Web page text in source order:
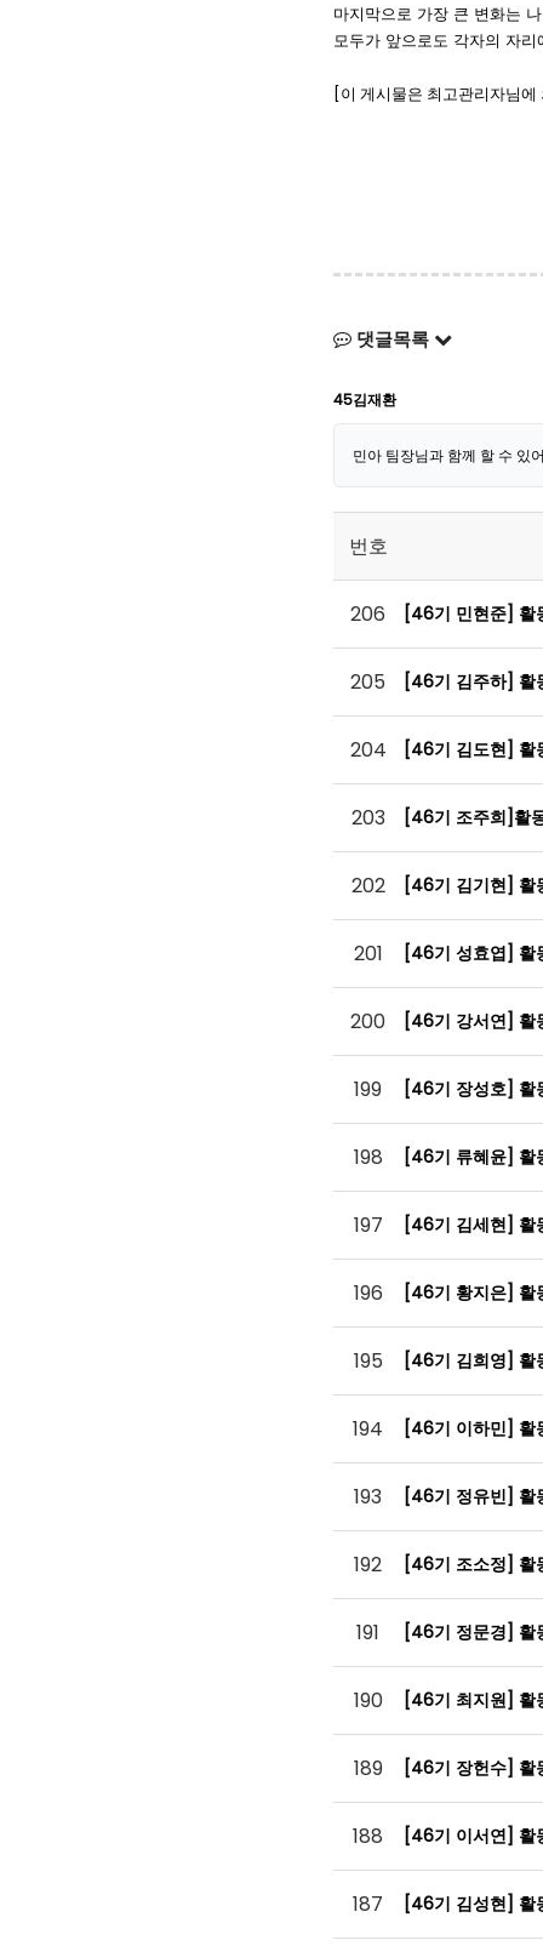
마지막으로 가장 큰 변화는
모두가 앞으로도 각자의 자
[이 게시물은 최고관리자님
댓글목록
45김재환
민아 팀장님과 함께 할 수 있
번호
206 [46기 민현준] 활
205 [46기 김주하] 활
204 [46기 김도현] 활
203 [46기 조주희]활
202 [46기 김기현] 활
201 [46기 성효엽] 활
200 [46기 강서연] 활
199 [46기 장성호] 활
198 [46기 류혜윤] 활
197 [46기 김세현] 활
196 [46기 황지은] 활
195 [46기 김희영] 활
194 [46기 이하민] 활
193 [46기 정유빈] 활
192 [46기 조소정] 활
191 [46기 정문경] 활
190 [46기 최지원] 활
189 [46기 장헌수] 활
188 [46기 이서연] 활
187 [46기 김성현] 활